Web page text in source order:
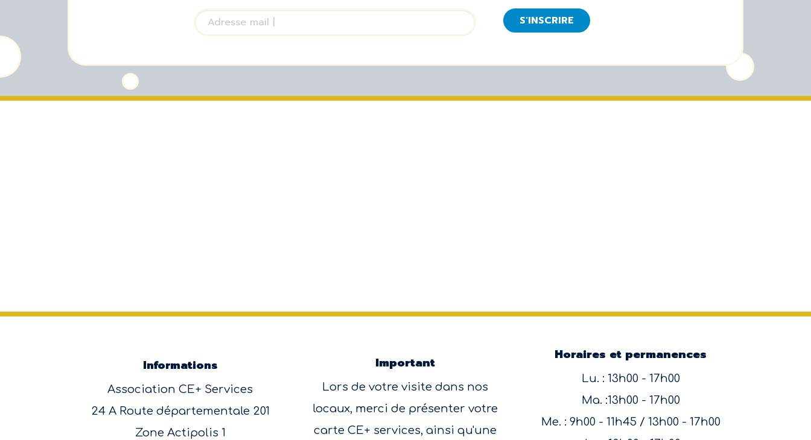
S'INSCRIRE
Informations
Association CE+ Services
24 A Route départementale 201
Zone Actipolis 1
Important
Lors de votre visite dans nos
locaux, merci de présenter votre
carte CE+ services, ainsi qu'une
Horaires et permanences
Lu. : 13h00 - 17h00
Ma. :13h00 - 17h00
Me. : 9h00 - 11h45 / 13h00 - 17h00